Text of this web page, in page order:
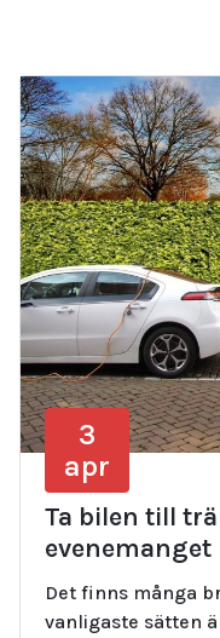
3
apr
Ta bilen till
evenemanget
Det finns många
vanligaste sätten